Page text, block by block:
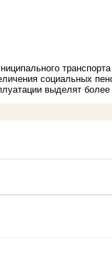
транспорта
социальных
выделят